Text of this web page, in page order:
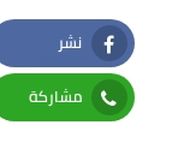
نشر
Facebook
مشاركة
Whatsapp